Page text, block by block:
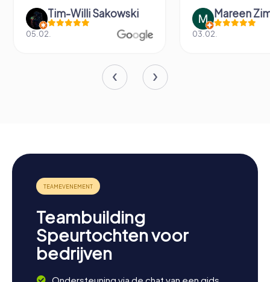
Tim-Willi Sakowski
05.02.
Mareen
03.02.
Teambuilding
Speurtochten voor
bedrijven